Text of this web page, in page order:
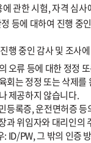
관한 시험, 자격 심사
등에 대하여 진행 중
행 중인 감사 및 조사
오류 등에 대한 정정
회는 정정 또는 삭제를
제공하지 않습니다.
등록증, 운전면허증 등
과 위임자와 대리인의
ID/PW, 그 밖의 인증